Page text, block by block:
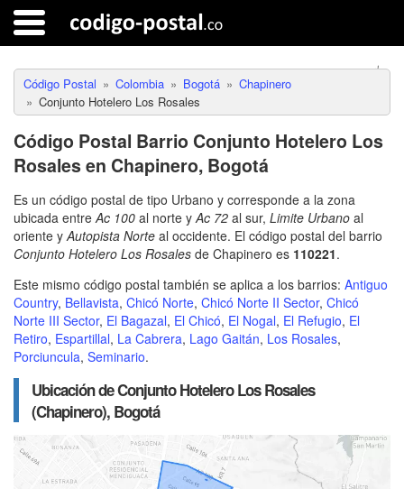
Código Postal Colombia Bogotá
Chapinero
Conjunto Hotelero Los Rosales
Código Postal Barrio Conjunto Hotelero Los
Rosales en Chapinero, Bogotá
Es un código postal de tipo Urbano y corresponde a la zona
ubicada entreAc 100 al norte yAc 72 al sur, Limite Urbano al
oriente yAutopista Norte al occidente. El código postal del barrio
Conjunto Hotelero Los Rosales de Chapinero es 110221.
Este mismo código postal también se aplica a los barrios: Antiguo
Country, Bellavista, Chicó Norte, Chicó Norte II Sector, Chicó
Norte III Sector, El Bagazal, El Chicó, El Nogal, El Refugio, El
Retiro, Espartillal, La Cabrera, Lago Gaitán, Los Rosales,
Porciuncula, Seminario.
Ubicación de Conjunto Hotelero Los Rosales
(Chapinero), Bogotá